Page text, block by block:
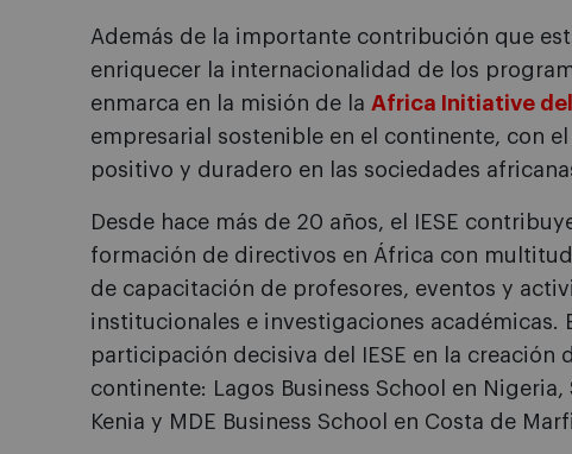
Además de la importante contribución que
enriquecer la internacionalidad de los
enmarca en la misión de la Africa Initiative del
empresarial sostenible en el continente, con
positivo y duradero en las sociedades
Desde hace más de 20 años, el IESE
formación de directivos en África con
de capacitación de profesores, eventos y
institucionales e investigaciones académicas.
participación decisiva del IESE en la creación
continente: Lagos Business School en
Kenia y MDE Business School en Costa de